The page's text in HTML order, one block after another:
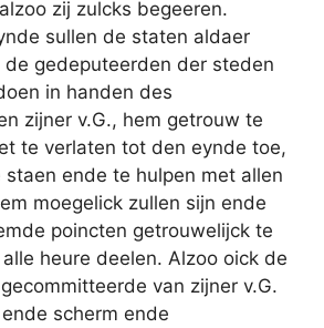
zij zulcks begeeren.
sullen de staten aldaer
gedeputeerden der steden
in handen des
zijner v.G., hem getrouw te
te verlaten tot den eynde toe,
staen ende te hulpen met allen
moegelick zullen sijn ende
poincten getrouwelijck te
heure deelen. Alzoo oick de
van zijner v.G.
scherm ende